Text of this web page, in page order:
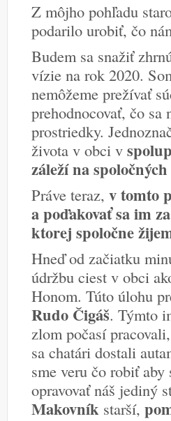
Z môjho pohľadu
podarilo urobiť, čo
Budem sa snažiť
vízie na rok 2020.
nemôžeme prežívať
prehodnocovať, čo
prostriedky.
života v obci v
záleží na
Práve teraz, v tomto
a poďakovať sa im
ktorej spoločne
Hneď od začiatku
údržbu ciest v obci
Honom. Túto úlohu
Rudo Čigáš. Týmto
zlom počasí
sa chatári dostali
sme veru čo robiť
opravovať náš jediný
Makovník starší,